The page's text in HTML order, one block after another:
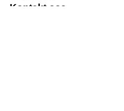
Kontakt oss